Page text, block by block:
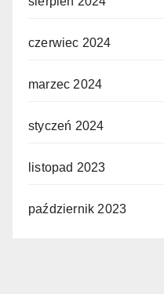
czerwiec 2024
marzec 2024
styczeń 2024
listopad 2023
październik 2023